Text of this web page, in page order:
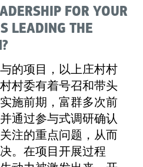
FOR YOUR
LEADING THE
的项目，以上庄村村
村委有着号召和带头
施前期，富群多次前
通过参与式调研确认
注的重点问题，从而
。在项目开展过程